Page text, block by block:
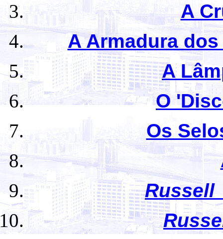
A
A Armadura
A
O
Os
Russell